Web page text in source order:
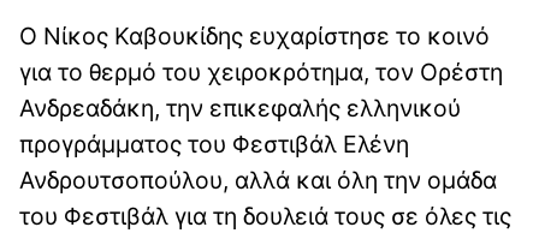
Ο Νίκος Καβουκίδης ευχαρίστησε το κοινό
για το θερμό του χειροκρότημα, τον Ορέστη
Ανδρεαδάκη, την επικεφαλής ελληνικού
προγράμματος του Φεστιβάλ Ελένη
Ανδρουτσοπούλου, αλλά και όλη την ομάδα
του Φεστιβάλ για τη δουλειά τους σε όλες τις